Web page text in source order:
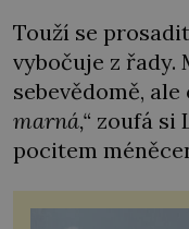
Touží se
vybočuje z řady.
sebevědomě,
marná,“ zoufá si
pocitem